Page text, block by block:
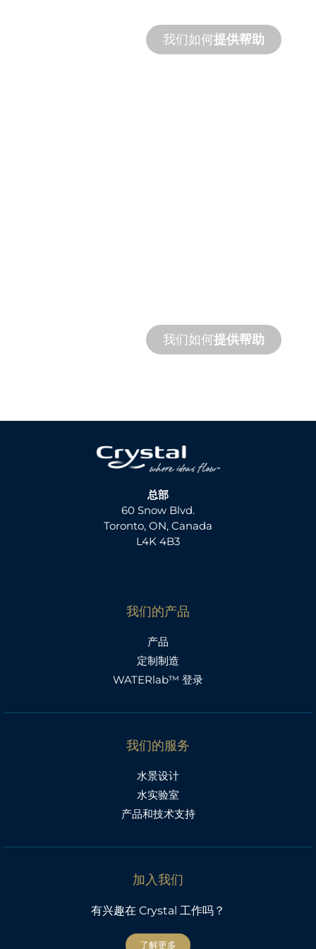
我们如何提供帮助
我们如何提供帮助
总部
60 Snow Blvd.
Toronto, ON, Canada
L4K 4B3
我们的产品
产品
定制制造
WATERlab™ 登录
我们的服务
水景设计
水实验室
产品和技术支持
加入我们
有兴趣在 Crystal 工作吗？
了解更多